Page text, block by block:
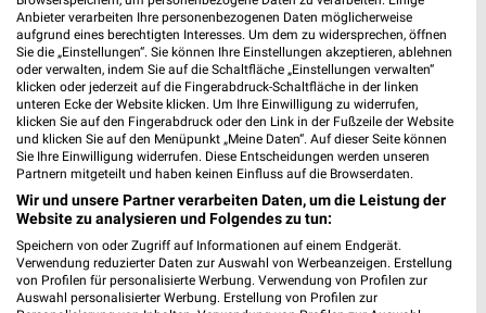
339,42 km • Angebote: 1 Prospekt
BayWa AG Energie Tankstelle Bamberg
Lichtenhaidestr. 3d
96052 Bamberg
339,81 km
HORNBACH Bamberg
Laubanger 5-9
96052 Bamberg
Heute geschlossen
Anbieter verarbeiten Ihre personenbezogenen Daten möglicherweise
aufgrund eines berechtigten Interesses. Um dem zu widersprechen, öffnen
Sie die „Einstellungen“. Sie können Ihre Einstellungen akzeptieren, ablehnen
oder verwalten, indem Sie auf die Schaltfläche „Einstellungen verwalten“
klicken oder jederzeit auf die Fingerabdruck-Schaltfläche in der linken
unteren Ecke der Website klicken. Um Ihre Einwilligung zu widerrufen,
klicken Sie auf den Fingerabdruck oder den Link in der Fußzeile der Website
und klicken Sie auf den Menüpunkt „Meine Daten“. Auf dieser Seite können
Sie Ihre Einwilligung widerrufen. Diese Entscheidungen werden unseren
Partnern mitgeteilt und haben keinen Einfluss auf die Browserdaten.
Wir und unsere Partner verarbeiten Daten, um die Leistung der
Website zu analysieren und Folgendes zu tun:
Speichern von oder Zugriff auf Informationen auf einem Endgerät.
Verwendung reduzierter Daten zur Auswahl von Werbeanzeigen. Erstellung
von Profilen für personalisierte Werbung. Verwendung von Profilen zur
Auswahl personalisierter Werbung. Erstellung von Profilen zur